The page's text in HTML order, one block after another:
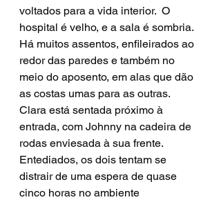
voltados para a vida interior.  O
hospital é velho, e a sala é sombria.
Há muitos assentos, enfileirados ao
redor das paredes e também no
meio do aposento, em alas que dão
as costas umas para as outras.
Clara está sentada próximo à
entrada, com Johnny na cadeira de
rodas enviesada à sua frente.
Entediados, os dois tentam se
distrair de uma espera de quase
cinco horas no ambiente